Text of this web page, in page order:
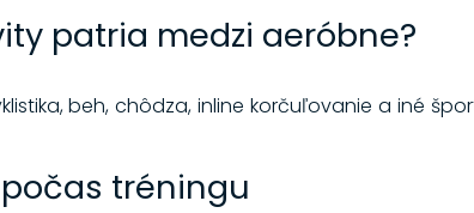
patria medzi aeróbne?
beh, chôdza, inline korčuľovanie a iné
tréningu